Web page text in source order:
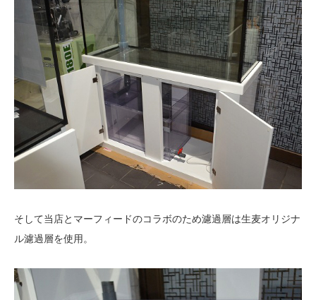
そして当店とマーフィードのコラボのため濾過層は生麦オリジナ
ル濾過層を使用。